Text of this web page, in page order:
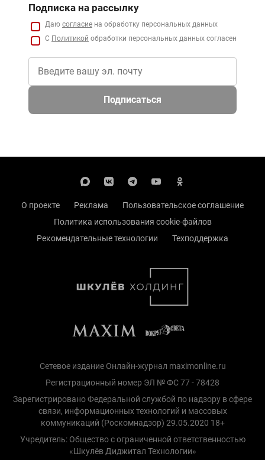
Подписка на рассылку
Даю согласие на обработку персональных данных
С Политикой обработки персональных данных согласен
Подписаться
О проекте Реклама
Пользовательское соглашение
Политика использования cookie-файлов
Рекомендательные технологии
Техподдержка
Сетевое издание Онлайн-журнал maximonline.ru
Регистрационный номер ЭЛ № ФС 77 - 78428
Зарегистрировано Федеральной службой по надзору в сфере
связи, информационных технологий и массовых
коммуникаций (Роскомнадзор) 29.05.2020 18+
Учредитель: Общество с ограниченной ответственностью
«Шкулёв Диджитал Технологии»